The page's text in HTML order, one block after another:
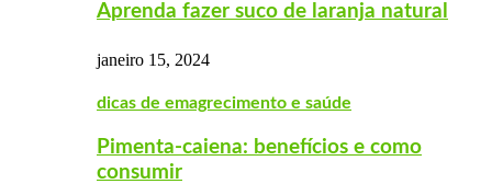
Aprenda fazer suco de laranja natural
janeiro 15, 2024
dicas de emagrecimento e saúde
Pimenta-caiena: benefícios e como
consumir